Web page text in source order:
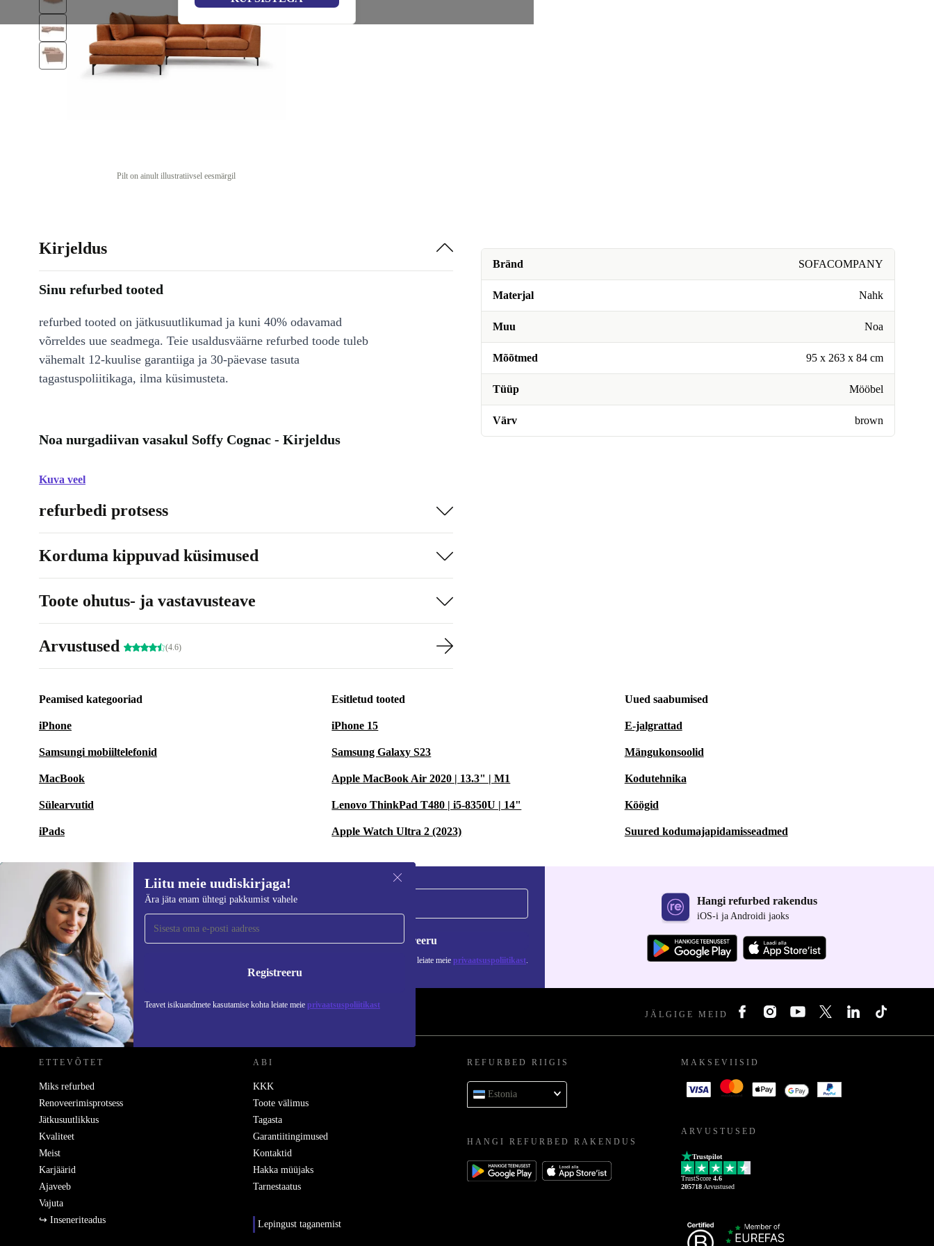
Pilt on ainult illustratiivsel eesmärgil
Bränd SOFACOMPANY
Materjal Nahk
Muu Noa
Mõõtmed 95 x 263 x 84 cm
Tüüp Mööbel
Värv brown
Kirjeldus
Sinu refurbed tooted
refurbed tooted on jätkusuutlikumad ja kuni 40% odavamad
võrreldes uue seadmega. Teie usaldusväärne refurbed toode tuleb
vähemalt 12-kuulise garantiiga ja 30-päevase tasuta
tagastuspoliitikaga, ilma küsimusteta.
Noa nurgadiivan vasakul Soffy Cognac - Kirjeldus
Kuva veel
refurbedi protsess
Korduma kippuvad küsimused
Toote ohutus- ja vastavusteave
Arvustused (4.6)
Peamised kategooriad
iPhone
Samsungi mobiiltelefonid
MacBook
Sülearvutid
iPads
Esitletud tooted
iPhone 15
Samsung Galaxy S23
Apple MacBook Air 2020 | 13.3" | M1
Lenovo ThinkPad T480 | i5-8350U | 14"
Apple Watch Ultra 2 (2023)
Uued saabumised
E-jalgrattad
Mängukonsoolid
Kodutehnika
Köögid
Suured kodumajapidamisseadmed
Liitu meie uudiskirjaga!
Ära jäta enam ühtegi pakkumist vahele
Registreeru
Teavet isikuandmete kasutamise kohta leiate meie privaatsuspoliitikast
Liitu meie uudiskirjaga!
Ära jäta enam ühtegi pakkumist vahele. Registreeru
Teavet isikuandmete kasutamise kohta leiate meie privaatsuspoliitikast.
Hangi refurbed rakendus
iOS-i ja Androidi jaoks
REFURBED EESTI - RETHINK NEW. JÄLGIGE MEID
ETTEVÕTET
Miks refurbed
Renoveerimisprotsess
Jätkusuutlikkus
Kvaliteet
Meist
Karjäärid
Ajaveeb
Vajuta
↪ Inseneriteadus
ABI
KKK
Toote välimus
Tagasta
Garantiitingimused
Kontaktid
Hakka müüjaks
Tarnestaatus
Lepingust taganemist
REFURBED RIIGIS
Estonia
HANGI REFURBED RAKENDUS
MAKSEVIISID
ARVUSTUSED
Trustpilot
TrustScore 4.6
205718 Arvustused